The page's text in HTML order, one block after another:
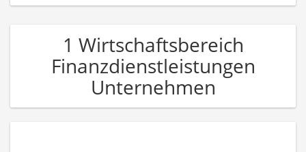
1 Wirtschaftsbereich
Finanzdienstleistungen
Unternehmen